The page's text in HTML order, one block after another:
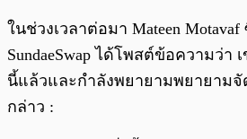
ในช่วงเวลาต่อมา Mateen
SundaeSwap ได้โพสต์ข้อความว่า
นี้แล้วและกำลังพยายามพยายาม
กล่าว :